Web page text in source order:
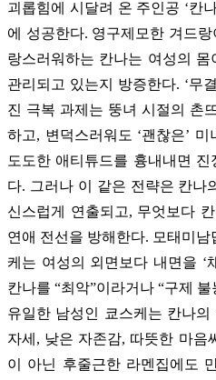
괴롭힘에 시달려 온 주인공 ‘칸
에 성공한다. 영구제모한 겨드
랑스러워하는 칸나는 여성의 몸
관리되고 있는지 방증한다. ‘무
진 극복 과제는 뚱녀 시절의 촌
하고, 변덕스러워도 ‘괜찮은’
도도한 애티튜드를 흉내내면
다. 그러나 이 같은 전략은 칸나
신스럽게 연출되고, 무엇보다
연애 전선을 방해한다. 모태미
케는 여성의 외면보다 내면을 ‘
칸나를 “최악”이라거나 “구제
유일한 남성인 쿄스케는 칸나의
자세, 낮은 자존감, 따뜻한 마음
이 아닌 후줄근한 라멘집에도